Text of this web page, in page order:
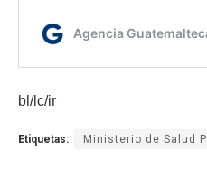
bl/lc/ir
Etiquetas: Ministerio de Salud